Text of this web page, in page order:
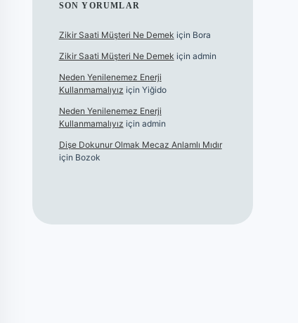
SON YORUMLAR
Zikir Saati Müşteri Ne Demek için Bora
Zikir Saati Müşteri Ne Demek için admin
Neden Yenilenemez Enerji
Kullanmamalıyız için Yiğido
Neden Yenilenemez Enerji
Kullanmamalıyız için admin
Dişe Dokunur Olmak Mecaz Anlamlı Mıdır
için Bozok